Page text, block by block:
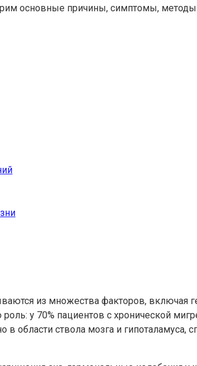
основные причины, симптомы,
из множества факторов, включая
у 70% пациентов с хронической
области ствола мозга и